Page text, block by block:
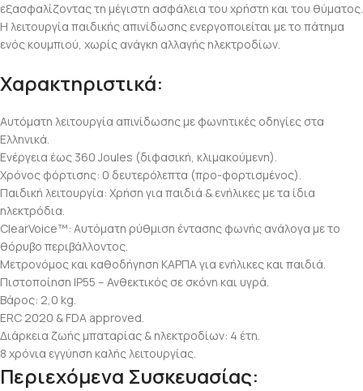
εξασφαλίζοντας τη μέγιστη ασφάλεια του χρήστη και του θύματος.
Η λειτουργία παιδικής απινίδωσης ενεργοποιείται με το πάτημα
ενός κουμπιού, χωρίς ανάγκη αλλαγής ηλεκτροδίων.
Χαρακτηριστικά:
Αυτόματη λειτουργία απινίδωσης με φωνητικές οδηγίες στα
Ελληνικά.
Ενέργεια έως 360 Joules (διφασική, κλιμακούμενη).
Χρόνος φόρτισης: 0 δευτερόλεπτα (προ-φορτισμένος).
Παιδική λειτουργία: Χρήση για παιδιά & ενήλικες με τα ίδια
ηλεκτρόδια.
ClearVoice™: Αυτόματη ρύθμιση έντασης φωνής ανάλογα με το
θόρυβο περιβάλλοντος.
Μετρονόμος και καθοδήγηση ΚΑΡΠΑγια ενήλικες και παιδιά.
Πιστοποίηση IP55 – Ανθεκτικός σε σκόνη και υγρά.
Βάρος: 2,0 kg.
ERC 2020 & FDA approved.
Διάρκεια ζωής μπαταρίας & ηλεκτροδίων: 4 έτη.
8 χρόνια εγγύηση καλής λειτουργίας.
Περιεχόμενα Συσκευασίας: